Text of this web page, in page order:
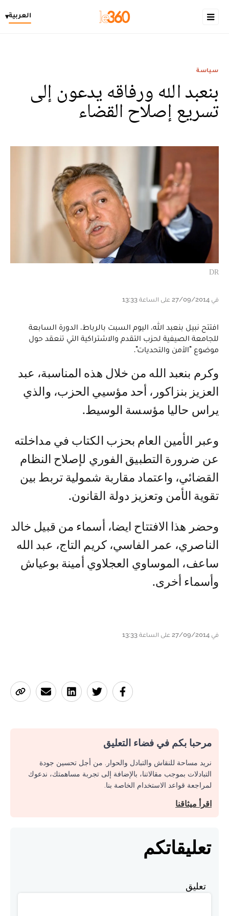
العربية▾
سياسة
بنعبد الله ورفاقه يدعون إلى
تسريع إصلاح القضاء
DR
في 27/09/2014 على الساعة 13:33
افتتح نبيل بنعبد الله، اليوم السبت بالرباط، الدورة السابعة
للجامعة الصيفية لحزب التقدم والاشتراكية التي تنعقد حول
موضوع "الأمن والتحديات".
وكرم بنعبد الله من خلال هذه المناسبة، عبد
العزيز بنزاكور، أحد مؤسيي الحزب، والذي
يراس حاليا مؤسسة الوسيط.
وعبر الأمين العام بحزب الكتاب في مداخلته
عن ضرورة التطبيق الفوري لإصلاح النظام
القضائي، واعتماد مقاربة شمولية تربط بين
تقوية الأمن وتعزيز دولة القانون.
وحضر هذا الافتتاح ايضا، أسماء من قبيل خالد
الناصري، عمر الفاسي، كريم التاج، عبد الله
ساعف، الموساوي العجلاوي أمينة بوعياش
وأسماء أخرى.
في 27/09/2014 على الساعة 13:33
مرحبا بكم في فضاء التعليق
نريد مساحة للنقاش والتبادل والحوار. من أجل تحسين جودة
التبادلات بموجب مقالاتنا، بالإضافة إلى تجربة مساهمتك، ندعوك
لمراجعة قواعد الاستخدام الخاصة بنا.
اقرأ ميثاقنا
تعليقاتكم
تعليق